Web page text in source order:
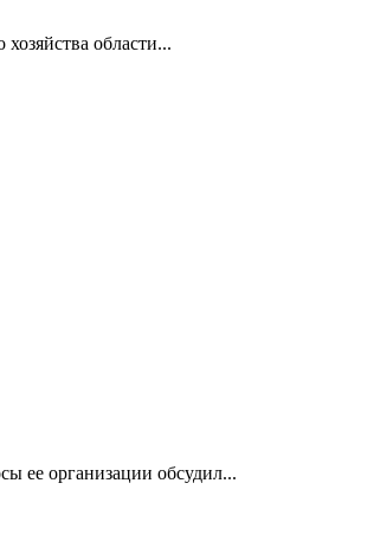
области...
ее организации обсудил...